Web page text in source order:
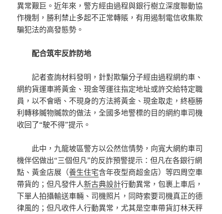
異常艱巨。近年來，警方經由過程與銀行樹立深度聯動協
作機制，勝利禁止多起不正常轉賬，有用遏制電信收集欺
騙犯法的高發態勢。
配合筑牢反詐防地
記者查詢材料發明，針對欺騙分子經由過程網約車、
網約貨運車將黃金、現金等運往指定地址或許交給特定職
員，以不會晤、不現身的方法將黃金、現金取走，終極勝
利轉移贓物贓款的做法，全國多地警標的目的網約車司機
收回了“駛不得”提示。
此中，九龍坡區警方以公然信情勢，向寬大網約車司
機伴侶做出“三個但凡”的反詐預警提示：但凡在各銀行網
點、黃金店展（養生住宅含年夜型商超金店）等四周空車
帶貨的；但凡發件人新古典設計行動異常，包裹上車后，
下單人拍攝輸送車輛、司機照片，同時索要司機真正的德
律風的；但凡收件人行動異常，尤其是空車帶貨訂林天秤